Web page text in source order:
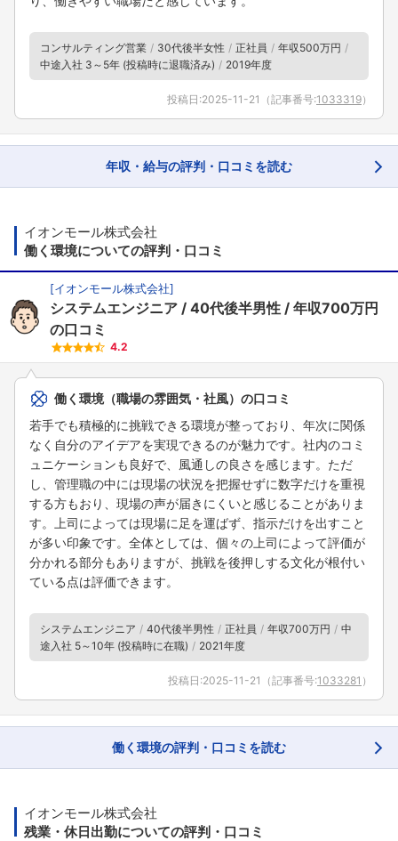
コンサルティング営業 30代後半女性 正社員
年収500万円
中途入社 3～5年 (投稿時に退職済み)
2019年度
投稿日:2025-11-21 （記事番号:1033319）
年収・給与の評判・口コミを読む
イオンモール株式会社
働く環境についての評判・口コミ
[イオンモール株式会社]
システムエンジニア 40代後半男性
年収700万円
の口コミ
4.2
働く環境（職場の雰囲気・社風）の口コミ
若手でも積極的に挑戦できる環境が整っており、年次に関係
なく自分のアイデアを実現できるのが魅力です。社内のコミ
ュニケーションも良好で、風通しの良さを感じます。ただ
し、管理職の中には現場の状況を把握せずに数字だけを重視
する方もおり、現場の声が届きにくいと感じることがありま
す。上司によっては現場に足を運ばず、指示だけを出すこと
が多い印象です。全体としては、個々の上司によって評価が
分かれる部分もありますが、挑戦を後押しする文化が根付い
ている点は評価できます。
システムエンジニア 40代後半男性 正社員 年収700万円
中
途入社 5～10年 (投稿時に在職)
2021年度
投稿日:2025-11-21 （記事番号:1033281 ）
働く環境の評判・口コミを読む
イオンモール株式会社
残業・休日出勤についての評判・口コミ